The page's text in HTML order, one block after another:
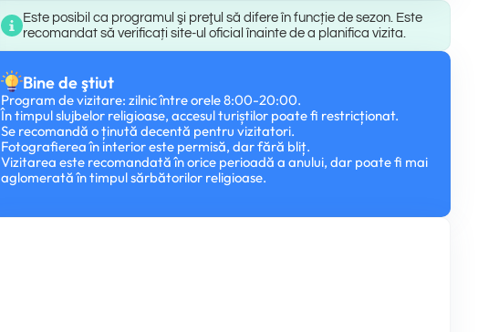
Este posibil ca programul şi preţul să difere în funcție de sezon. Este
recomandat să verificați site-ul oficial înainte de a planifica vizita.
Bine de ştiut
Program de vizitare: zilnic între orele 8:00-20:00.
În timpul slujbelor religioase, accesul turiștilor poate fi restricționat.
Se recomandă o ținută decentă pentru vizitatori.
Fotografierea în interior este permisă, dar fără bliț.
Vizitarea este recomandată în orice perioadă a anului, dar poate fi mai
aglomerată în timpul sărbătorilor religioase.